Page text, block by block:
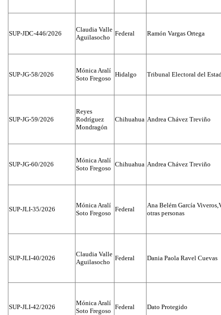
SUP-JDC-446/2026
Claudia Valle
Aguilasocho
Federal Ramón Vargas Ortega
SUP-JG-58/2026
Mónica Aralí
Soto Fregoso
Hidalgo Tribunal Electoral del
SUP-JG-59/2026
Reyes
Rodríguez
Mondragón
Chihuahua Andrea Chávez Treviño
SUP-JG-60/2026
Mónica Aralí
Soto Fregoso
Chihuahua Andrea Chávez Treviño
SUP-JLI-35/2026
Mónica Aralí
Soto Fregoso
Federal
Ana Belém García
otras personas
SUP-JLI-40/2026
Claudia Valle
Aguilasocho
Federal Dania Paola Ravel Cuevas
SUP-JLI-42/2026
Mónica Aralí
Soto Fregoso
Federal Dato Protegido